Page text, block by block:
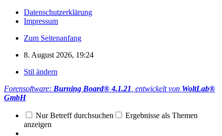
Datenschutzerklärung
Impressum
Zum Seitenanfang
8. August 2026, 19:24
Stil ändern
Forensoftware: Burning Board® 4.1.21 , entwickelt von WoltLab®
GmbH
Nur Betreff durchsuchen
Ergebnisse als Themen
anzeigen